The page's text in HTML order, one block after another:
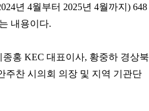
년 4월부터 2025년 4월까지) 648
내용이다.
홍 KEC 대표이사, 황중하 경상북
주찬 시의회 의장 및 지역 기관단